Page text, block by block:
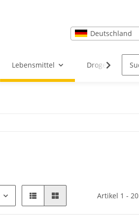
Deutschland
Lebensmittel Drogerie,
Artikel 1 -